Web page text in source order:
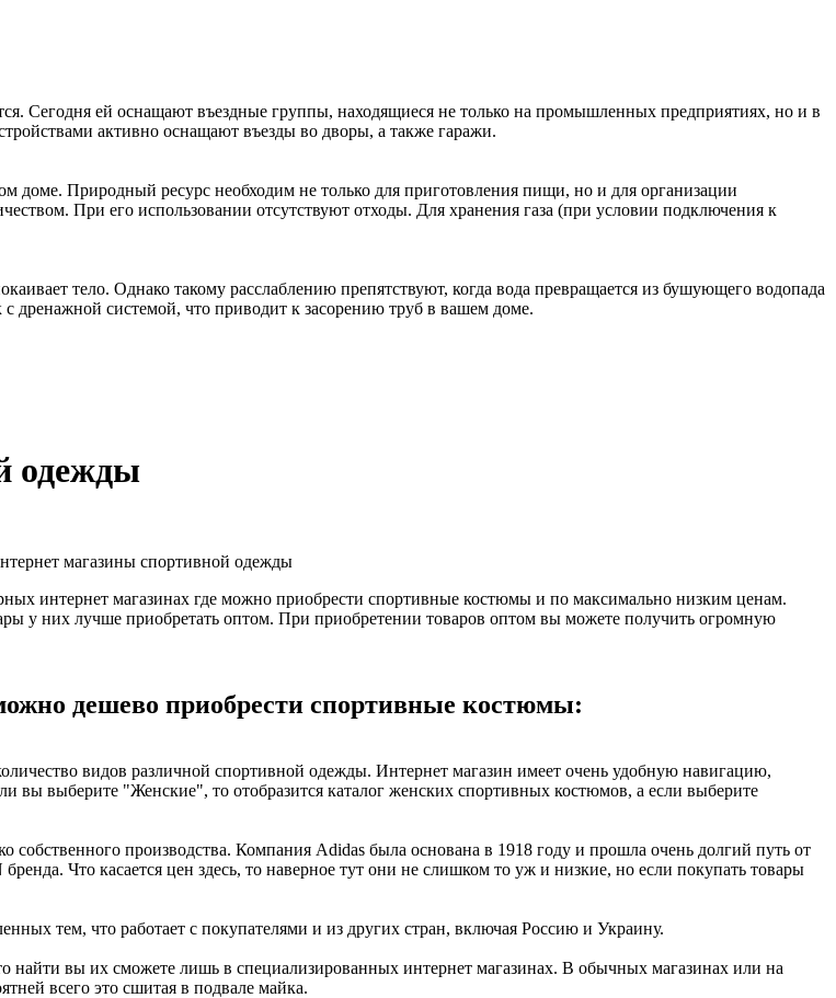
Сегодня ей оснащают въездные группы, находящиеся не только на промышленных предприятиях, но и в
активно оснащают въезды во дворы, а также гаражи.
доме. Природный ресурс необходим не только для приготовления пищи, но и для организации
При его использовании отсутствуют отходы. Для хранения газа (при условии подключения к
тело. Однако такому расслаблению препятствуют, когда вода превращается из бушующего водопада
дренажной системой, что приводит к засорению труб в вашем доме.
одежды
интернет магазинах где можно приобрести спортивные костюмы и по максимально низким ценам.
у них лучше приобретать оптом. При приобретении товаров оптом вы можете получить огромную
дешево приобрести спортивные костюмы:
видов различной спортивной одежды. Интернет магазин имеет очень удобную навигацию,
вы выберите "Женские", то отобразится каталог женских спортивных костюмов, а если выберите
собственного производства. Компания Adidas была основана в 1918 году и прошла очень долгий путь от
Что касается цен здесь, то наверное тут они не слишком то уж и низкие, но если покупать товары
тем, что работает с покупателями и из других стран, включая Россию и Украину.
найти вы их сможете лишь в специализированных интернет магазинах. В обычных магазинах или на
всего это сшитая в подвале майка.